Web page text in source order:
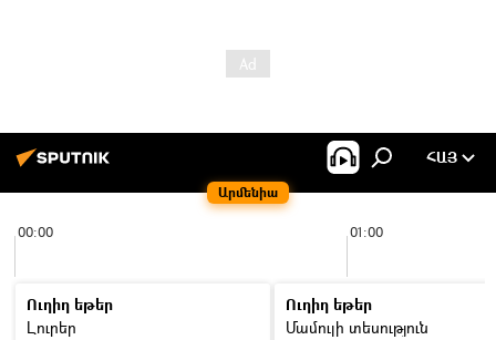
Արմենիա
ՀԱՅ
00:00 01:00
Ուղիղ եթեր
Լուրեր
Ուղիղ եթեր
Մամուլի տեսություն